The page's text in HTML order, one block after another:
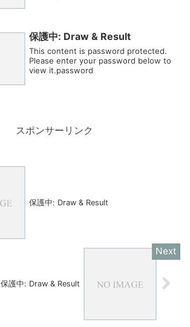
保護中: Draw & Result
This content is password protected.
Please enter your password below to
view it.password
スポンサーリンク
保護中: Draw & Result
保護中: Draw & Result